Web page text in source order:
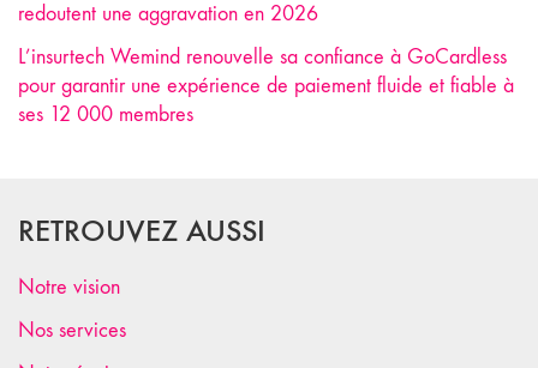
redoutent une aggravation en 2026
L’insurtech Wemind renouvelle sa confiance à GoCardless
pour garantir une expérience de paiement fluide et fiable à
ses 12 000 membres
RETROUVEZ AUSSI
Notre vision
Nos services